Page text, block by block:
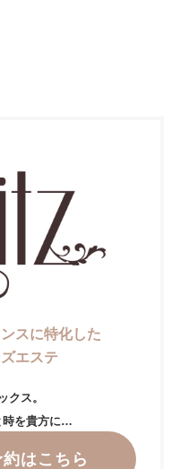
スに特化した
ズエステ
クス。
時を貴方に…
はこちら